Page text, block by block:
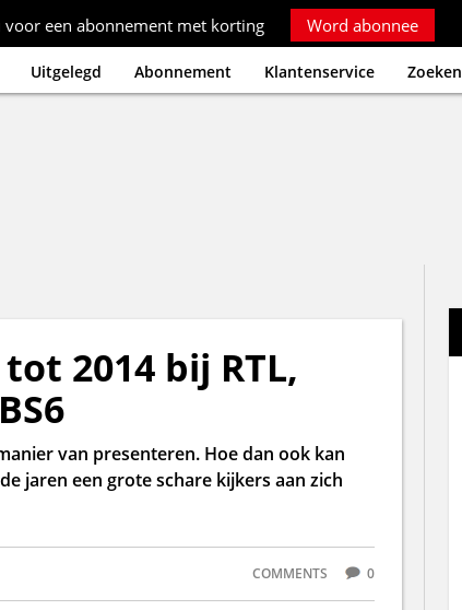
voor een abonnement met korting Word abonnee
Uitgelegd Abonnement Klantenservice Zoeken
2014 bij RTL,
van presenteren. Hoe dan ook kan
jaren een grote schare kijkers aan zich
COMMENTS 0